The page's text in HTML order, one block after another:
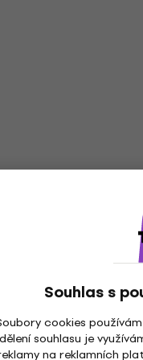
Souhlas s
cookies
souhlasu je
na reklamních